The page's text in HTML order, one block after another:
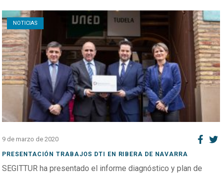
NOTICIAS
Open post
9 de marzo de 2020
PRESENTACIÓN TRABAJOS DTI EN RIBERA DE NAVARRA
SEGITTUR ha presentado el informe diagnóstico y plan de